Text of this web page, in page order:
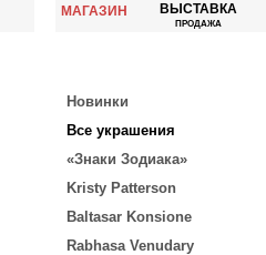
МАГАЗИН ВЫСТАВКА
ПРОДАЖА
Новинки
Все украшения
«Знаки Зодиака»
Kristy Patterson
Baltasar Konsione
Rabhasa Venudary